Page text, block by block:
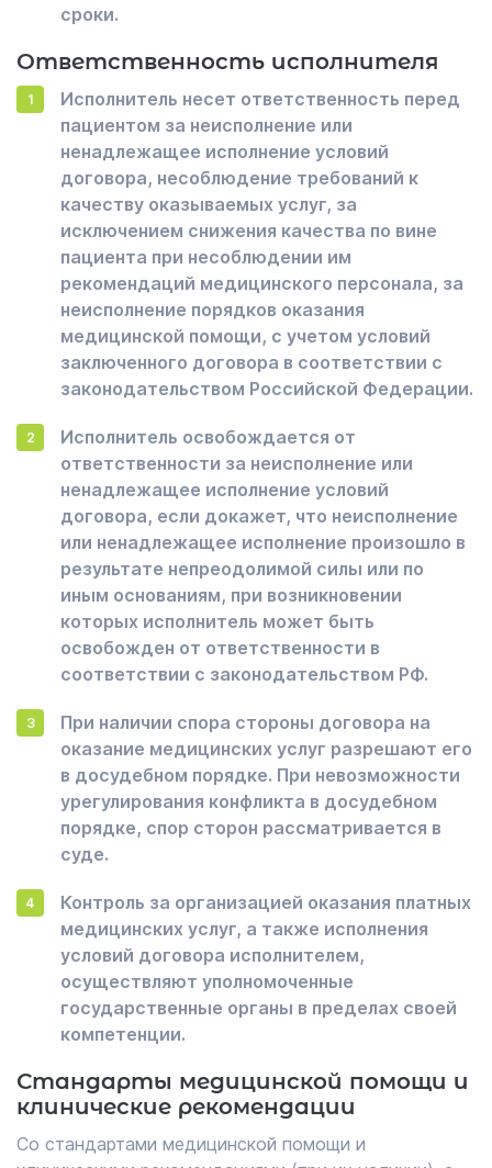
сроки.
Ответственность исполнителя
Исполнитель несет ответственность перед
пациентом за неисполнение или
ненадлежащее исполнение условий
договора, несоблюдение требований к
качеству оказываемых услуг, за
исключением снижения качества по вине
пациента при несоблюдении им
рекомендаций медицинского персонала, за
неисполнение порядков оказания
медицинской помощи, с учетом условий
заключенного договора в соответствии с
законодательством Российской Федерации.
Исполнитель освобождается от
ответственности за неисполнение или
ненадлежащее исполнение условий
договора, если докажет, что неисполнение
или ненадлежащее исполнение произошло в
результате непреодолимой силы или по
иным основаниям, при возникновении
которых исполнитель может быть
освобожден от ответственности в
соответствии с законодательством РФ.
При наличии спора стороны договора на
оказание медицинских услуг разрешают его
в досудебном порядке. При невозможности
урегулирования конфликта в досудебном
порядке, спор сторон рассматривается в
суде.
Контроль за организацией оказания платных
медицинских услуг, а также исполнения
условий договора исполнителем,
осуществляют уполномоченные
государственные органы в пределах своей
компетенции.
Стандарты медицинской помощи и
клинические рекомендации
Со стандартами медицинской помощи и